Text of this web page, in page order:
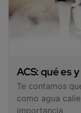
ACS: qué es
Te contamos
como agua
importancia